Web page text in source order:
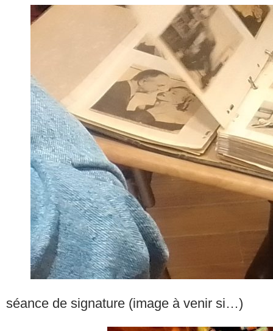
séance de signature (image à venir si…)